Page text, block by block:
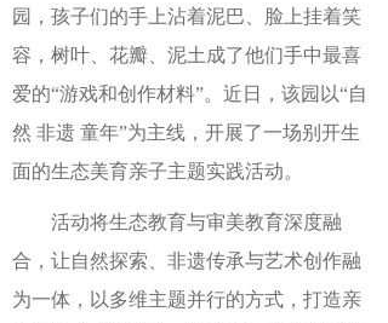
园，孩子们的手上沾着泥巴、脸上挂着笑
容，树叶、花瓣、泥土成了他们手中最喜
爱的“游戏和创作材料”。近日，该园以“自
然 非遗 童年”为主线，开展了一场别开生
面的生态美育亲子主题实践活动。
活动将生态教育与审美教育深度融
合，让自然探索、非遗传承与艺术创作融
为一体，以多维主题并行的方式，打造亲